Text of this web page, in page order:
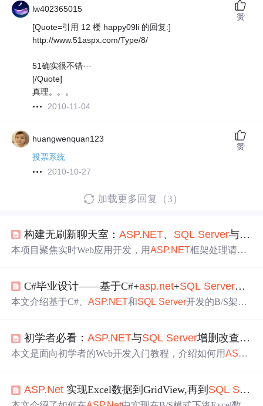
lw402365015
[Quote=引用 12 楼 happy09li 的回复:]
http://www.51aspx.com/Type/8/
51确实很不错···
[/Quote]
真理。。。
2010-11-04
赞
huangwenquan123
投票系统
2010-10-27
赞
加载更多回复（3）
构建无刷新聊天室：ASP.NET、 SQL Server与Ajax的综合应用
本项目聚焦实时Web应用开发，用ASP.NET框架处理请求
P.NET、SQL Server、Ajax等技术的使用，为开发者提供
实时交互功能实现的实战经验。
C#毕业设计——基于C#+asp.net+SQL Server的电
本文介绍基于C#、ASP.NET和SQL Server开发的B/S架构
象设计，使用Visual Studio.NET开发，数据库为SQL Serve
r2000，实现了完整的电商核心业务流程与安全机制。
初学者必看：ASP.NET与SQL Server增删改查实践
本文是面向初学者的Web开发入门教程，介绍如何用ASP.
查功能实现、MVC与Web Forms模式应用，以及ADO.NET
或Entity Framework数据交互等内容。
ASP.Net 实现Excel数据到GridView,再到 SQL Server